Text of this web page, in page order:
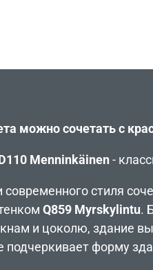
можно сочетать с
Menninkäinen-
стиля
Q859 Myrskylintu.
и цоколю, здание
подчеркивает форму